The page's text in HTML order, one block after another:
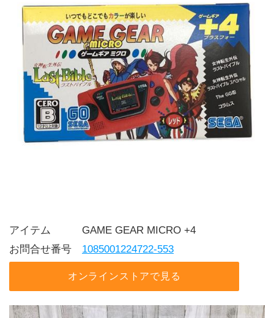
アイテム   GAME GEAR MICRO +4
お問合せ番号 1085001224722-553
オンラインストアで見る